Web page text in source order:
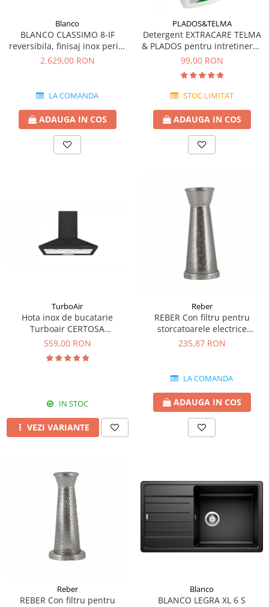
Blanco
BLANCO CLASSIMO 8-IF
reversibila, finisaj inox periat
si excentric
2.629,00 RON
LA COMANDA
ADAUGA IN COS
PLADOS&TELMA
Detergent EXTRACARE TELMA
& PLADOS pentru intretinerea
si curatarea chiuvetelor din
Granit
99,00 RON
STOC LIMITAT
ADAUGA IN COS
TurboAir
Hota inox de bucatarie
Turboair CERTOSA
AN/A/60/PB culoare neagra
559,00 RON
IN STOC
VEZI VARIANTE
Reber
REBER Con filtru pentru
storcatoarele electrice
9000NPSP, 9000N 9004N (1.1
235,87 RON
LA COMANDA
ADAUGA IN COS
Reber
REBER Con filtru pentru
Blanco
BLANCO LEGRA XL 6 S